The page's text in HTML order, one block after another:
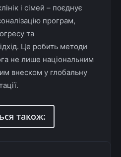
і сімей – поєднує
програм,
та
Це робить методи
не лише національним
внеском у глобальну
також: